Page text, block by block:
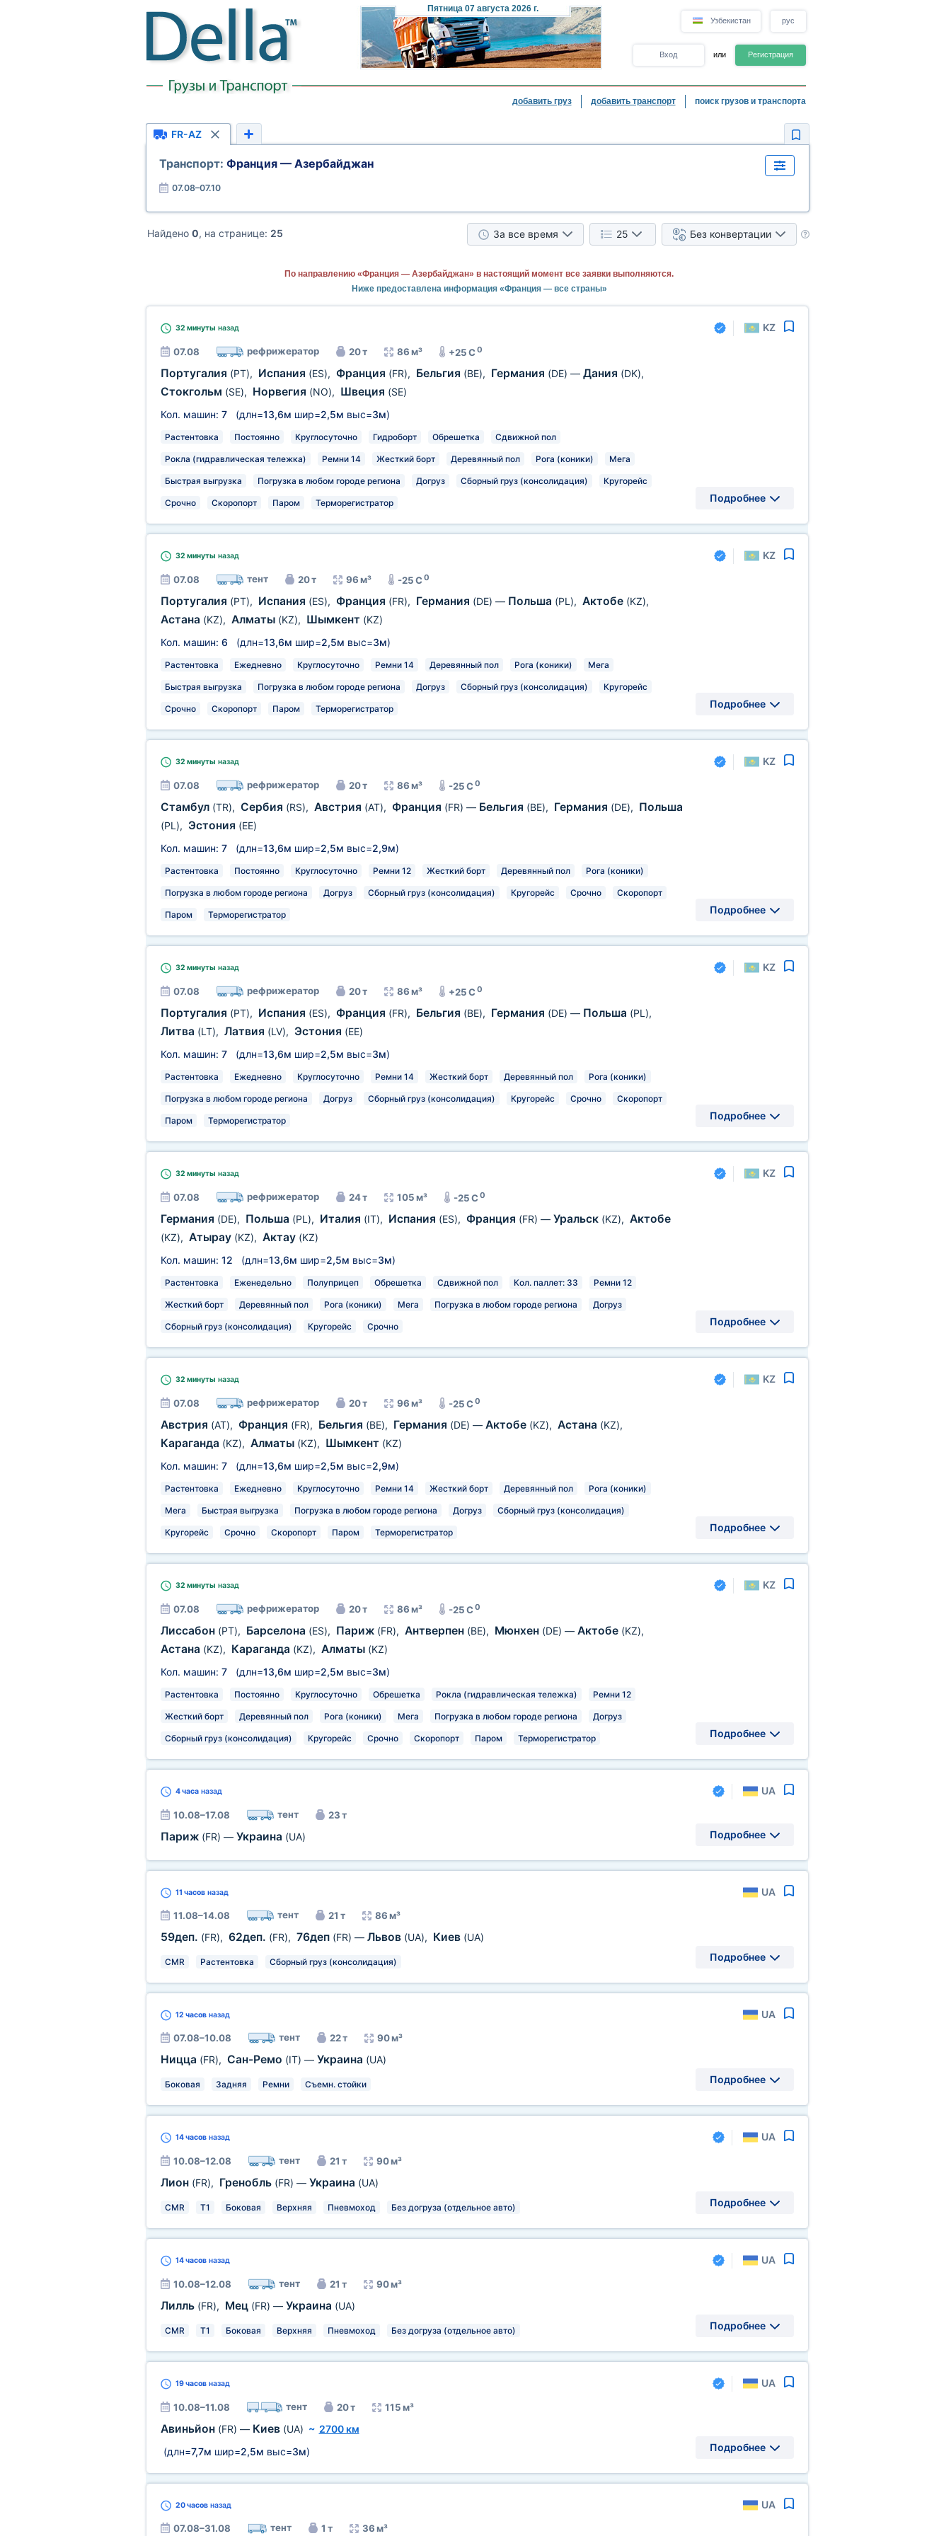
Пятница07 августа 2026 г.
Узбекистан рус
Вход или Регистрация
добавить груз добавить транспорт поиск грузов и транспорта
FR-AZ
Транспорт: Франция — Азербайджан
07.08–07.10
Найдено 0, на странице: 25 За все время 25 Без конвертации
По направлению «Франция — Азербайджан» в настоящий момент все заявки выполняются.
Ниже предоставлена информация «Франция — все страны»
32 минуты назад KZ
07.08 рефрижератор 20 т 86 м³ +25 C0
Португалия (PT), Испания (ES), Франция (FR), Бельгия (BE), Германия (DE) — Дания (DK),
Стокгольм (SE), Норвегия (NO), Швеция (SE)
Кол. машин: 7(длн=13,6м шир=2,5м выс=3м)
Растентовка Постоянно Круглосуточно Гидроборт Обрешетка Сдвижной пол
Рокла (гидравлическая тележка) Ремни 14 Жесткий борт Деревянный пол Рога (коники) Мега
Быстрая выгрузка Погрузка в любом городе региона Догруз Сборный груз (консолидация) Кругорейс
Срочно Скоропорт Паром Терморегистратор Подробнее
32 минуты назад KZ
07.08 тент 20 т 96 м³ -25 C0
Португалия (PT), Испания (ES), Франция (FR), Германия (DE) — Польша (PL), Актобе (KZ),
Астана (KZ), Алматы (KZ), Шымкент (KZ)
Кол. машин: 6 (длн=13,6м шир=2,5м выс=3м)
Растентовка Ежедневно Круглосуточно Ремни 14 Деревянный пол Рога (коники) Мега
Быстрая выгрузка Погрузка в любом городе региона Догруз Сборный груз (консолидация) Кругорейс
Срочно Скоропорт Паром Терморегистратор Подробнее
32 минуты назад KZ
07.08 рефрижератор 20 т 86 м³ -25 C0
Стамбул (TR), Сербия (RS), Австрия (AT), Франция (FR) — Бельгия (BE), Германия (DE), Польша
(PL), Эстония (EE)
Кол. машин: 7(длн=13,6м шир=2,5м выс=2,9м)
Растентовка Постоянно Круглосуточно Ремни 12 Жесткий борт Деревянный пол Рога (коники)
Погрузка в любом городе региона Догруз Сборный груз (консолидация) Кругорейс Срочно Скоропорт
Паром Терморегистратор Подробнее
32 минуты назад KZ
07.08 рефрижератор 20 т 86 м³ +25 C0
Португалия (PT), Испания (ES), Франция (FR), Бельгия (BE), Германия (DE) — Польша (PL),
Литва (LT), Латвия (LV), Эстония (EE)
Кол. машин: 7(длн=13,6м шир=2,5м выс=3м)
Растентовка Ежедневно Круглосуточно Ремни 14 Жесткий борт Деревянный пол Рога (коники)
Погрузка в любом городе региона Догруз Сборный груз (консолидация) Кругорейс Срочно Скоропорт
Паром Терморегистратор Подробнее
32 минуты назад KZ
07.08 рефрижератор 24 т 105 м³ -25 C0
Германия (DE), Польша (PL), Италия (IT), Испания (ES), Франция (FR) — Уральск (KZ), Актобе
(KZ), Атырау (KZ), Актау (KZ)
Кол. машин: 12 (длн=13,6м шир=2,5м выс=3м)
Растентовка Еженедельно Полуприцеп Обрешетка Сдвижной пол Кол. паллет: 33 Ремни 12
Жесткий борт Деревянный пол Рога (коники) Мега Погрузка в любом городе региона Догруз
Сборный груз (консолидация) Кругорейс Срочно Подробнее
32 минуты назад KZ
07.08 рефрижератор 20 т 96 м³ -25 C0
Австрия (AT), Франция (FR), Бельгия (BE), Германия (DE) — Актобе (KZ), Астана (KZ),
Караганда (KZ), Алматы (KZ), Шымкент (KZ)
Кол. машин: 7(длн=13,6м шир=2,5м выс=2,9м)
Растентовка Ежедневно Круглосуточно Ремни 14 Жесткий борт Деревянный пол Рога (коники)
Мега Быстрая выгрузка Погрузка в любом городе региона Догруз Сборный груз (консолидация)
Кругорейс Срочно Скоропорт Паром Терморегистратор Подробнее
32 минуты назад KZ
07.08 рефрижератор 20 т 86 м³ -25 C0
Лиссабон (PT), Барселона (ES), Париж (FR), Антверпен (BE), Мюнхен (DE) — Актобе (KZ),
Астана (KZ), Караганда (KZ), Алматы (KZ)
Кол. машин: 7(длн=13,6м шир=2,5м выс=3м)
Растентовка Постоянно Круглосуточно Обрешетка Рокла (гидравлическая тележка) Ремни 12
Жесткий борт Деревянный пол Рога (коники) Мега Погрузка в любом городе региона Догруз
Сборный груз (консолидация) Кругорейс Срочно Скоропорт Паром Терморегистратор Подробнее
4 часаназад UA
10.08–17.08 тент 23 т
Париж (FR) — Украина (UA) Подробнее
11 часовназад UA
11.08–14.08 тент 21 т 86 м³
59деп. (FR), 62деп. (FR), 76деп (FR) — Львов (UA), Киев (UA)
CMR Растентовка Сборный груз (консолидация) Подробнее
12 часовназад UA
07.08–10.08 тент 22 т 90 м³
Ницца (FR), Сан-Ремо (IT) — Украина (UA)
Боковая Задняя Ремни Съемн. стойки Подробнее
14 часовназад UA
10.08–12.08 тент 21 т 90 м³
Лион (FR), Гренобль (FR) — Украина (UA)
CMR T1 Боковая Верхняя Пневмоход Без догруза (отдельное авто) Подробнее
14 часовназад UA
10.08–12.08 тент 21 т 90 м³
Лилль (FR), Мец (FR) — Украина (UA)
CMR T1 Боковая Верхняя Пневмоход Без догруза (отдельное авто) Подробнее
19 часовназад UA
10.08–11.08 тент 20 т 115 м³
Авиньйон (FR) — Киев (UA) ~ 2700 км
(длн=7,7м шир=2,5м выс=3м) Подробнее
20 часовназад UA
07.08–31.08 тент 1 т 36 м³